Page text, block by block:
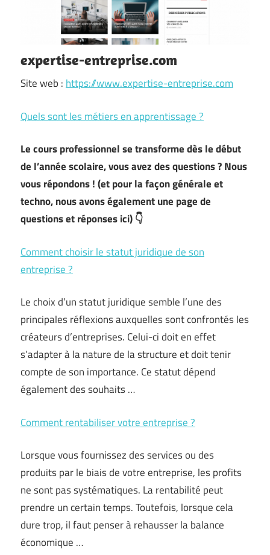
expertise-entreprise.com
Site web : https://www.expertise-entreprise.com
Quels sont les métiers en apprentissage ?
Le cours professionnel se transforme dès le début
de l’année scolaire, vous avez des questions ? Nous
vous répondons ! (et pour la façon générale et
techno, nous avons également une page de
questions et réponses ici) 👇
Comment choisir le statut juridique de son
entreprise ?
Le choix d’un statut juridique semble l’une des
principales réflexions auxquelles sont confrontés les
créateurs d’entreprises. Celui-ci doit en effet
s’adapter à la nature de la structure et doit tenir
compte de son importance. Ce statut dépend
également des souhaits …
Comment rentabiliser votre entreprise ?
Lorsque vous fournissez des services ou des
produits par le biais de votre entreprise, les profits
ne sont pas systématiques. La rentabilité peut
prendre un certain temps. Toutefois, lorsque cela
dure trop, il faut penser à rehausser la balance
économique …